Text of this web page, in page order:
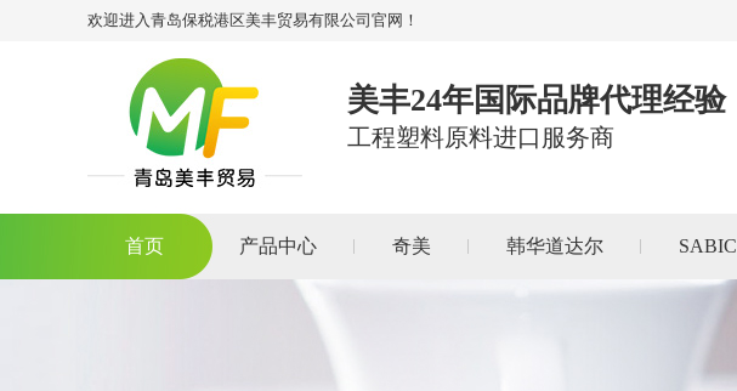
欢迎进入青岛保税港区美丰贸易有限公司官网！
美丰24年国际品牌代理经验
工程塑料原料进口服务商
首页 产品中心 奇美 韩华道达尔 SABIC